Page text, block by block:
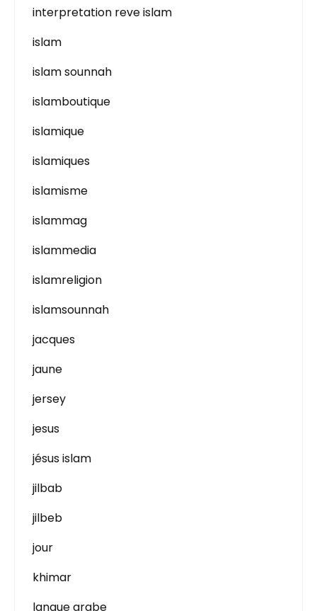
interpretation reve islam
islam
islam sounnah
islamboutique
islamique
islamiques
islamisme
islammag
islammedia
islamreligion
islamsounnah
jacques
jaune
jersey
jesus
jésus islam
jilbab
jilbeb
jour
khimar
langue arabe